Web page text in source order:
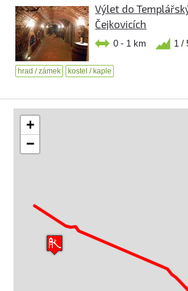
Výlet do
Čejkovicích
0 - 1 km 1 /
hrad / zámek kostel / kaple
+
−